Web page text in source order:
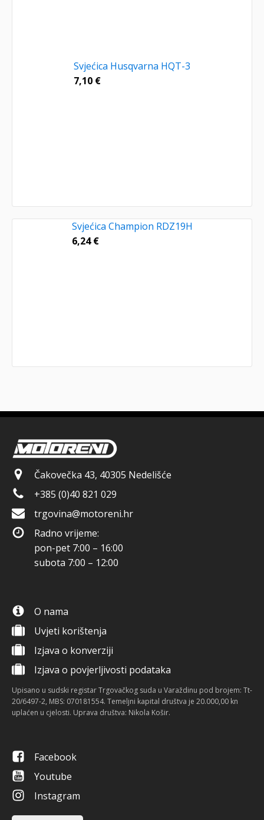
Svjećica Husqvarna HQT-3
7,10 €
Svjećica Champion RDZ19H
6,24€
Čakovečka 43, 40305 Nedelišće
+385 (0)40 821 029
trgovina@motoreni.hr
Radno vrijeme:
pon-pet 7:00 – 16:00
subota 7:00 – 12:00
O nama
Uvjeti korištenja
Izjava o konverziji
Izjava o povjerljivosti podataka
Upisano u sudski registar Trgovačkog suda u Varaždinu pod brojem: Tt-
20/6497-2, MBS: 070181554. Temeljni kapital društva je 20.000,00 kn
uplaćen u cjelosti. Uprava društva: Nikola Košir.
Facebook
Youtube
Instagram